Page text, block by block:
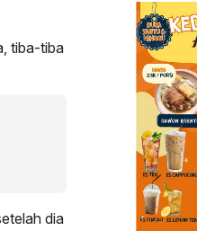
tiba-tiba
dia